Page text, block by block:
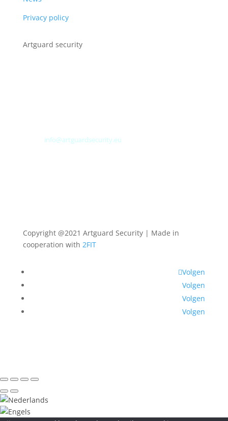
Privacy policy
Artguard security
info@artguardsecurity.eu
Copyright @2021 Artguard Security | Made in
cooperation with 2FIT
Volgen
Volgen
Volgen
Volgen